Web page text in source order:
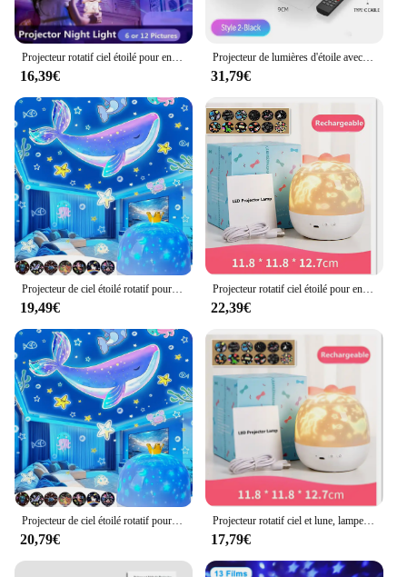
Projecteur rotatif ciel étoilé pour enfants, veilleuse lune, lampe galAct, décoration de la maison et de la chambre, lumières de Noël, cadeau
16,39€
Projecteur de lumières d'étoile avec télécommande, lampes de nuit de ciel, haut-parleur de musique Bluetooth, Aurora, Galaxy, lune, cadeau pour enfants et adultes, décoration d'intérieur
31,79€
Projecteur de ciel étoilé rotatif pour enfants, veilleuse, lune, galAct, lampe, décoration de la maison et de la chambre à coucher, lumières de Noël Starlight, cadeau pour enfants, 21
19,49€
Projecteur rotatif ciel étoilé pour enfants, veilleuse lune, lampe galAct, décoration de la maison et de la chambre, lumières de Noël, cadeau
22,39€
Projecteur de ciel étoilé rotatif pour enfants, veilleuse, lune, galAct, lampe, décoration de la maison et de la chambre à coucher, lumières de Noël Starlight, cadeau pour enfants, 21
20,79€
Projecteur rotatif ciel et lune, lampe Galaxy, veilleuse étoilée, décoration de la maison et de la chambre à coucher, lumière de Noël, cadeau de la journée des enfants
17,79€